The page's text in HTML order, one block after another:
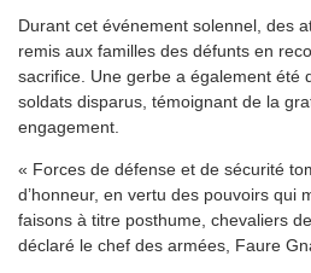
Durant cet événement solennel, des
remis aux familles des défunts en
sacrifice. Une gerbe a également été
soldats disparus, témoignant de la
engagement.
« Forces de défense et de sécurité
d’honneur, en vertu des pouvoirs qui
faisons à titre posthume, chevaliers
déclaré le chef des armées, Faure